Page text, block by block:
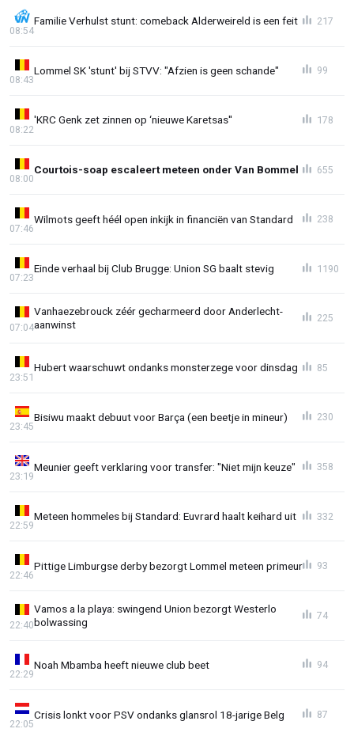
Familie Verhulst stunt: comeback Alderweireld is een feit
08:54
217
Lommel SK 'stunt' bij STVV: "Afzien is geen schande"
08:43
99
'KRC Genk zet zinnen op ‘nieuwe Karetsas''
08:22
178
Courtois-soap escaleert meteen onder Van Bommel
08:00
655
Wilmots geeft héél open inkijk in financiën van Standard
07:46
238
Einde verhaal bij Club Brugge: Union SG baalt stevig
07:23
1190
Vanhaezebrouck zéér gecharmeerd door Anderlecht-
aanwinst
07:04
225
Hubert waarschuwt ondanks monsterzege voor dinsdag
23:51
85
Bisiwu maakt debuut voor Barça (een beetje in mineur)
23:45
230
Meunier geeft verklaring voor transfer: "Niet mijn keuze"
23:19
358
Meteen hommeles bij Standard: Euvrard haalt keihard uit
22:59
332
Pittige Limburgse derby bezorgt Lommel meteen primeur
22:46
93
Vamos a la playa: swingend Union bezorgt Westerlo
bolwassing
22:40
74
Noah Mbamba heeft nieuwe club beet
22:29
94
Crisis lonkt voor PSV ondanks glansrol 18-jarige Belg
22:05
87